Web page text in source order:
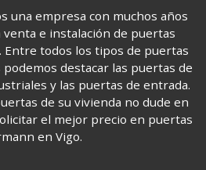
una empresa con muchos años
e instalación de puertas
Entre todos los tipos de puertas
destacar las puertas de
y las puertas de entrada.
de su vivienda no dude en
el mejor precio en puertas
en Vigo.